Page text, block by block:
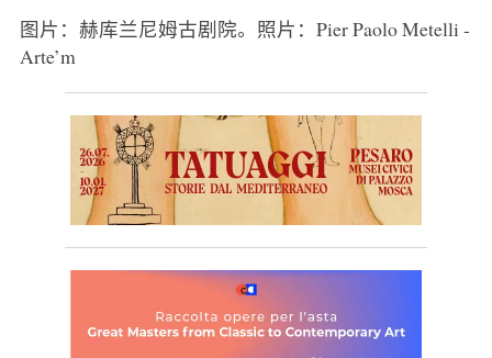
图片：赫库兰尼姆古剧院。照片：Pier Paolo Metelli -
Arte’m